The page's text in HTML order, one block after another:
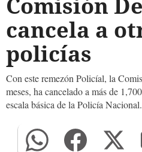
cancela a
policías
Con este remezón Policíal, la
meses, ha cancelado a más de
escala básica de la Policía Nacional.